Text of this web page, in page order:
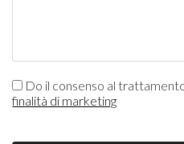
Do il consenso al
finalità di marketing